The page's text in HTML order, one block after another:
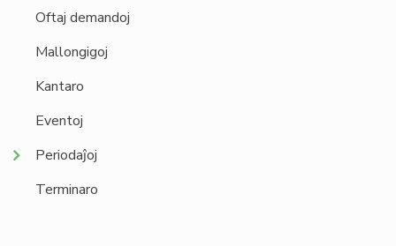
Oftaj demandoj
Mallongigoj
Kantaro
Eventoj
Periodaĵoj
Terminaro